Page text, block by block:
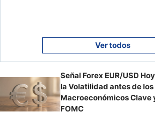
Ver todos
Señal Forex EUR/USD
la Volatilidad antes de
Macroeconómicos Clave
FOMC